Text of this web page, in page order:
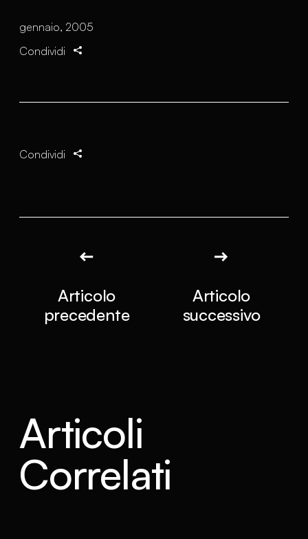
gennaio, 2005
Condividi
Condividi
Articolo
precedente
Articolo
successivo
Articoli
Correlati